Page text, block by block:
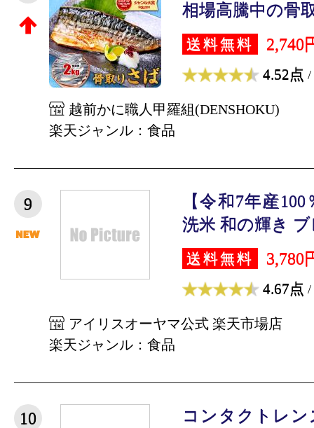
相場高騰中の骨
送料無料 2,740
4.52点 /
越前かに職人甲羅組(DENSHOKU)
楽天ジャンル：食品
9
【令和7年産
洗米 和の輝き
送料無料 3,780
4.67点 /
アイリスオーヤマ公式 楽天市場店
楽天ジャンル：食品
10
コンタクトレ